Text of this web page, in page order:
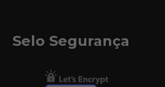
Selo Segurança